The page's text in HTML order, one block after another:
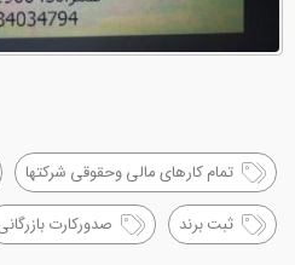
تمام کارهای مالی وحقوقی شرکتها
ثبت برند صدورکارت